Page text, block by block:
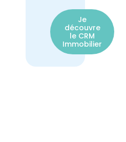
Je
découvre
le CRM
Immobilier